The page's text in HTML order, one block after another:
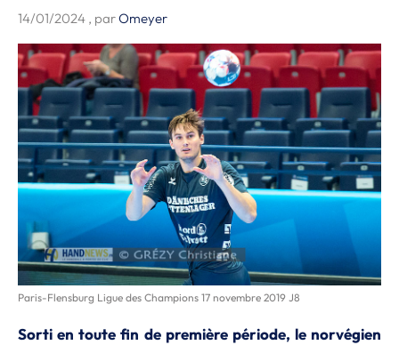
14/01/2024 , parOmeyer
Paris-Flensburg Ligue des Champions 17 novembre 2019 J8
Sorti en toute fin de première période, le norvégien